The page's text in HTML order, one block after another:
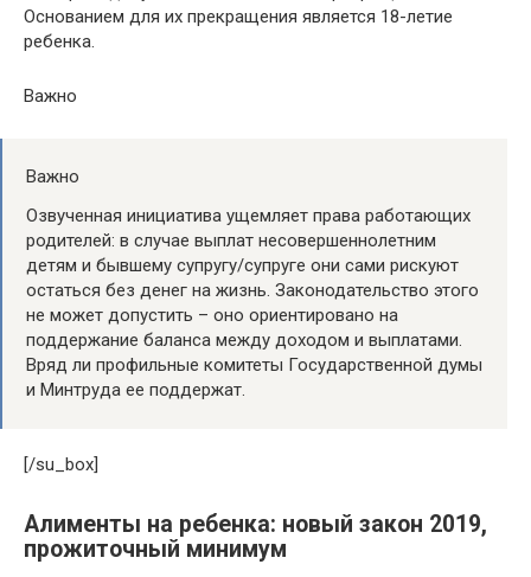
Основанием для их прекращения является 18-летие
ребенка.
Важно
Важно
Озвученная инициатива ущемляет права работающих
родителей: в случае выплат несовершеннолетним
детям и бывшему супругу/супруге они сами рискуют
остаться без денег на жизнь. Законодательство этого
не может допустить – оно ориентировано на
поддержание баланса между доходом и выплатами.
Вряд ли профильные комитеты Государственной думы
и Минтруда ее поддержат.
[/su_box]
Алименты на ребенка: новый закон 2019,
прожиточный минимум